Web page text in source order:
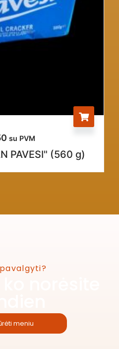
su PVM
PAVESI" (560 g)
meniu